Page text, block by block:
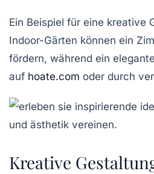
Ein Beispiel für eine kreative
Indoor-Gärten können ein
fördern, während ein
auf hoate.com oder durch
Kreative